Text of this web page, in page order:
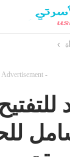
Advertisement -